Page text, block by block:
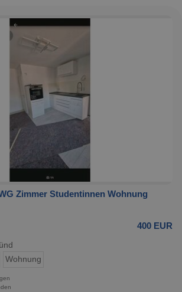
Zimmer Studentinnen Wohnung
400 EUR
Wohnung